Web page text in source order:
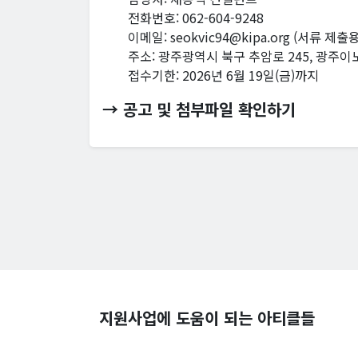
전화번호: 062-604-9248
이메일: seokvic94@kipa.org (서류 제출
주소: 광주광역시 북구 추암로 245, 광주
접수기한: 2026년 6월 19일(금)까지
→ 공고 및 첨부파일 확인하기
지원사업에 도움이 되는 아티클들